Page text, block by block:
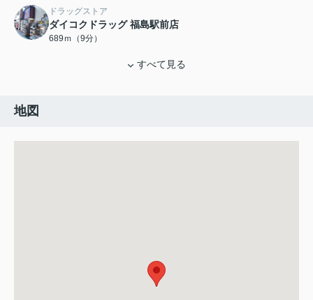
ドラッグストア
ダイコクドラッグ 福島駅前店
689ｍ（9分）
すべて見る
地図